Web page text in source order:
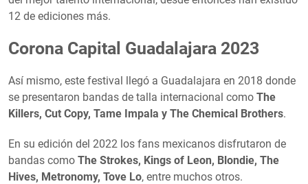
12 de ediciones más.
Corona Capital Guadalajara 2023
Así mismo, este festival llegó a Guadalajara en 2018 donde
se presentaron bandas de talla internacional como The
Killers, Cut Copy, Tame Impala y The Chemical Brothers.
En su edición del 2022 los fans mexicanos disfrutaron de
bandas como The Strokes, Kings of Leon, Blondie, The
Hives, Metronomy, Tove Lo, entre muchos otros.